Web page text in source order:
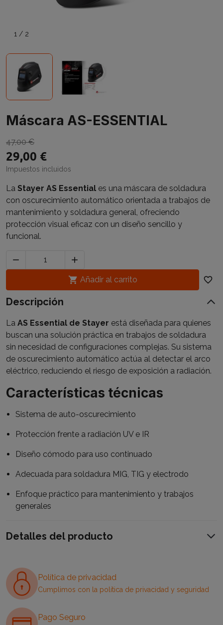
1 / 2
Máscara AS-ESSENTIAL
47,00 €
29,00 €
Impuestos incluidos
La Stayer AS Essential es una máscara de soldadura
con oscurecimiento automático orientada a trabajos de
mantenimiento y soldadura general, ofreciendo
protección visual eficaz con un diseño sencillo y
funcional.


 Añadir al carrito favorite_border
Descripción
La AS Essential de Stayer está diseñada para quienes
buscan una solución práctica en trabajos de soldadura
sin necesidad de configuraciones complejas. Su sistema
de oscurecimiento automático actúa al detectar el arco
eléctrico, reduciendo el riesgo de exposición a radiación.
Características técnicas
Sistema de auto-oscurecimiento
Protección frente a radiación UV e IR
Diseño cómodo para uso continuado
Adecuada para soldadura MIG, TIG y electrodo
Enfoque práctico para mantenimiento y trabajos
generales
Detalles del producto
Política de privacidad
Cumplimos con la política de privacidad y seguridad
Pago Seguro